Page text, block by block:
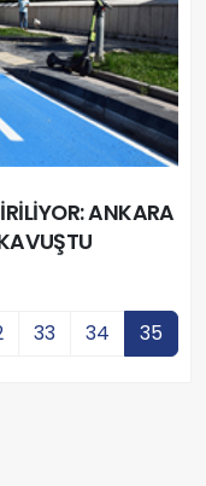
ANKARA
33 34 35